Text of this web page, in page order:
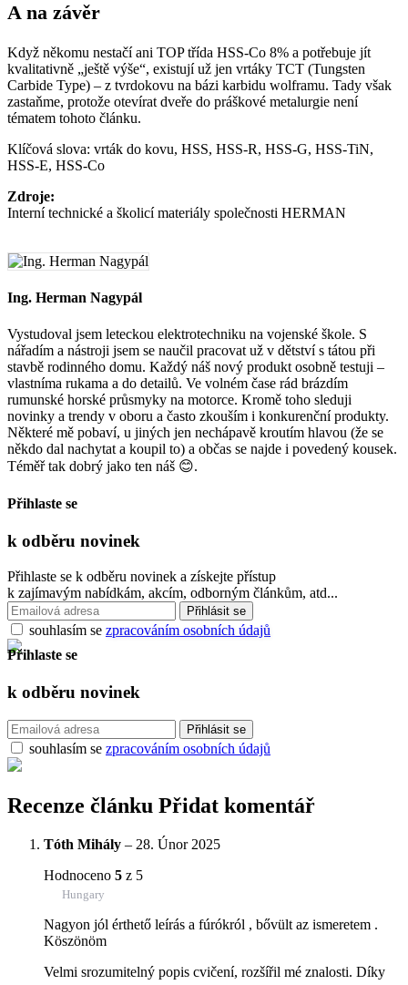
A na závěr
Když někomu nestačí ani TOP třída HSS-Co 8% a potřebuje jít
kvalitativně „ještě výše“, existují už jen vrtáky TCT (Tungsten
Carbide Type) – z tvrdokovu na bázi karbidu wolframu. Tady však
zastaňme, protože otevírat dveře do práškové metalurgie není
tématem tohoto článku.
Klíčová slova: vrták do kovu, HSS, HSS-R, HSS-G, HSS-TiN,
HSS-E, HSS-Co
Zdroje:
Interní technické a školicí materiály společnosti HERMAN
Ing. Herman Nagypál
Vystudoval jsem leteckou elektrotechniku ​​na vojenské škole. S
nářadím a nástroji jsem se naučil pracovat už v dětství s tátou při
stavbě rodinného domu. Každý náš nový produkt osobně testuji –
vlastníma rukama a do detailů. Ve volném čase rád brázdím
rumunské horské průsmyky na motorce. Kromě toho sleduji
novinky a trendy v oboru a často zkouším i konkurenční produkty.
Některé mě pobaví, u jiných jen nechápavě kroutím hlavou (že se
někdo dal nachytat a koupil to) a občas se najde i povedený kousek.
Téměř tak dobrý jako ten náš 😊.
Přihlaste se
k odběru novinek
Přihlaste se k odběru novinek a získejte přístup
k zajímavým nabídkám, akcím, odborným článkům, atd...
souhlasím se zpracováním osobních údajů
Přihlaste se
k odběru novinek
souhlasím se zpracováním osobních údajů
Recenze článku Přidat komentář
Tóth Mihály – 28. Únor 2025
Hodnoceno 5 z 5
Hungary
Nagyon jól érthető leírás a fúrókról , bővült az ismeretem .
Köszönöm
Velmi srozumitelný popis cvičení, rozšířil mé znalosti. Díky